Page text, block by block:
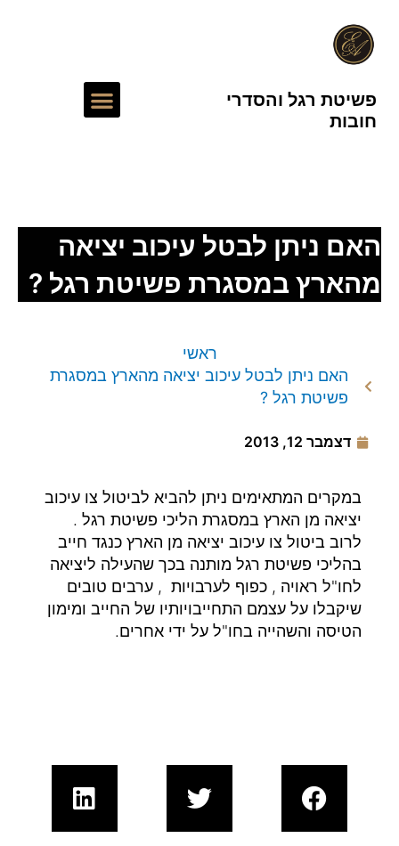
לתוכן
פשיטת רגל והסדרי
חובות
תפריט
האם ניתן לבטל עיכוב יציאה
מהארץ במסגרת פשיטת רגל ?
ראשי
האם ניתן לבטל עיכוב יציאה מהארץ במסגרת
פשיטת רגל ?
דצמבר 12, 2013
במקרים המתאימים ניתן להביא לביטול צו עיכוב
יציאה מן הארץ במסגרת הליכי פשיטת רגל .
לרוב ביטול צו עיכוב יציאה מן הארץ כנגד חייב
בהליכי פשיטת רגל מותנה בכך שהעילה ליציאה
לחו"ל ראויה , כפוף לערבויות , ערבים טובים
שיקבלו על עצמם התחייבויותיו של החייב ומימון
הטיסה והשהייה בחו"ל על ידי אחרים.